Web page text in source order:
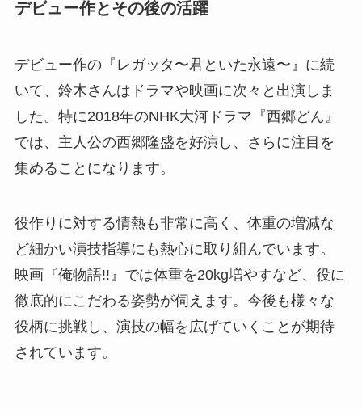
デビュー作とその後の活躍
デビュー作の『レガッタ〜君といた永遠〜』に続
いて、鈴木さんはドラマや映画に次々と出演しま
した。特に2018年のNHK大河ドラマ『西郷どん』
では、主人公の西郷隆盛を好演し、さらに注目を
集めることになります。
役作りに対する情熱も非常に高く、体重の増減な
ど細かい演技指導にも熱心に取り組んでいます。
映画『俺物語!!』では体重を20kg増やすなど、役に
徹底的にこだわる姿勢が伺えます。今後も様々な
役柄に挑戦し、演技の幅を広げていくことが期待
されています。